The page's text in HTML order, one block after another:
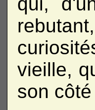
vieille,
son